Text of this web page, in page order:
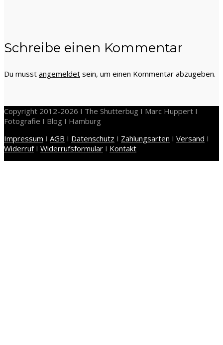
Schreibe einen Kommentar
Du musst angemeldet sein, um einen Kommentar abzugeben.
Copyright 2012-2026 I The Shutterbug I Marc Huppert I
Fotografie I Blog I Hamburg
Impressum I AGB I Datenschutz I Zahlungsarten I Versand I
WiderrufI Widerrufsformular I Kontakt